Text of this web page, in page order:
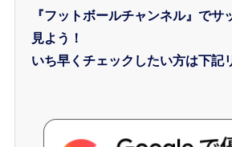
『フットボールチャンネル』でサ
見よう！
いち早くチェックしたい方は下記